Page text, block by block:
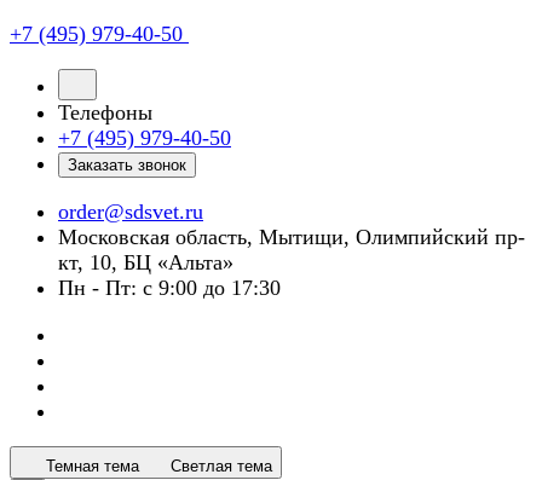
+7 (495) 979-40-50
Телефоны
+7 (495) 979-40-50
Заказать звонок
order@sdsvet.ru
Московская область, Мытищи, Олимпийский пр-
кт, 10, БЦ «Альта»
Пн - Пт: с 9:00 до 17:30
Темная тема Светлая тема